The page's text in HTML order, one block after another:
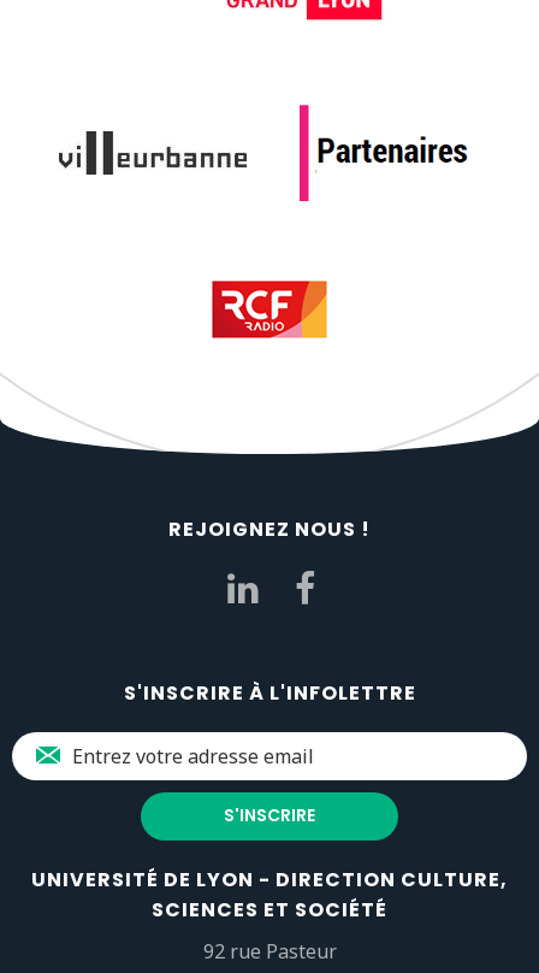
REJOIGNEZ NOUS !
S'INSCRIRE À L'INFOLETTRE
UNIVERSITÉ DE LYON - DIRECTION CULTURE,
SCIENCES ET SOCIÉTÉ
92 rue Pasteur